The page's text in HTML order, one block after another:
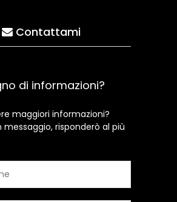
Contattami
di informazioni?
maggiori informazioni?
messaggio, risponderò al più